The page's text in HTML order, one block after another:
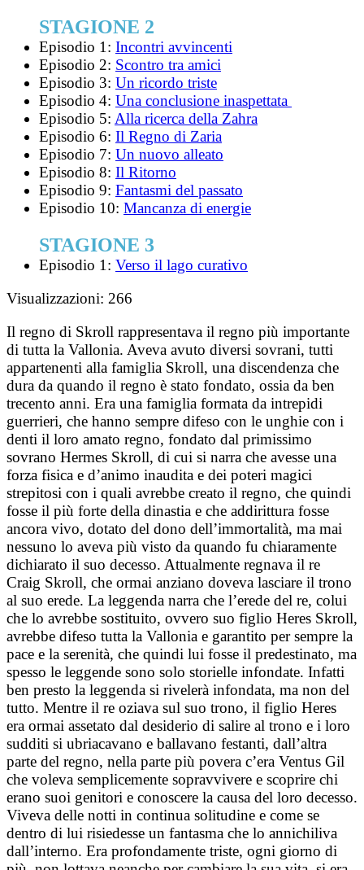
STAGIONE 2
Episodio 1: Incontri avvincenti
Episodio 2: Scontro tra amici
Episodio 3: Un ricordo triste
Episodio 4: Una conclusione inaspettata
Episodio 5: Alla ricerca della Zahra
Episodio 6: Il Regno di Zaria
Episodio 7: Un nuovo alleato
Episodio 8: Il Ritorno
Episodio 9: Fantasmi del passato
Episodio 10: Mancanza di energie
STAGIONE 3
Episodio 1: Verso il lago curativo
Visualizzazioni: 266
Il regno di Skroll rappresentava il regno più importante
di tutta la Vallonia. Aveva avuto diversi sovrani, tutti
appartenenti alla famiglia Skroll, una discendenza che
dura da quando il regno è stato fondato, ossia da ben
trecento anni. Era una famiglia formata da intrepidi
guerrieri, che hanno sempre difeso con le unghie con i
denti il loro amato regno, fondato dal primissimo
sovrano Hermes Skroll, di cui si narra che avesse una
forza fisica e d’animo inaudita e dei poteri magici
strepitosi con i quali avrebbe creato il regno, che quindi
fosse il più forte della dinastia e che addirittura fosse
ancora vivo, dotato del dono dell’immortalità, ma mai
nessuno lo aveva più visto da quando fu chiaramente
dichiarato il suo decesso. Attualmente regnava il re
Craig Skroll, che ormai anziano doveva lasciare il trono
al suo erede. La leggenda narra che l’erede del re, colui
che lo avrebbe sostituito, ovvero suo figlio Heres Skroll,
avrebbe difeso tutta la Vallonia e garantito per sempre la
pace e la serenità, che quindi lui fosse il predestinato, ma
spesso le leggende sono solo storielle infondate. Infatti
ben presto la leggenda si rivelerà infondata, ma non del
tutto. Mentre il re oziava sul suo trono, il figlio Heres
era ormai assetato dal desiderio di salire al trono e i loro
sudditi si ubriacavano e ballavano festanti, dall’altra
parte del regno, nella parte più povera c’era Ventus Gil
che voleva semplicemente sopravvivere e scoprire chi
erano suoi genitori e conoscere la causa del loro decesso.
Viveva delle notti in continua solitudine e come se
dentro di lui risiedesse un fantasma che lo annichiliva
dall’interno. Era profondamente triste, ogni giorno di